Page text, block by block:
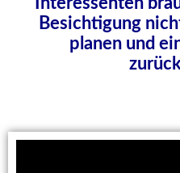
Besichtigung
planen und